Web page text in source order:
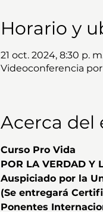
Horario y
21 oct. 2024, 8:30 p.
Videoconferencia
Acerca del
Curso Pro Vida
POR LA VERDAD Y
Auspiciado por la
(Se entregará
Ponentes